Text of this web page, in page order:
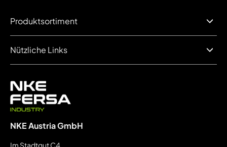
NKE Austria GmbH
Im Stadtgut C4
Produktsortiment
Nützliche Links